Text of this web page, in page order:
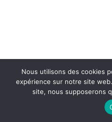
Nous utilisons des cookies
expérience sur notre site
site, nous supposerons